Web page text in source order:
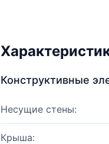
Конструктивные
Несущие стены:
Крыша: